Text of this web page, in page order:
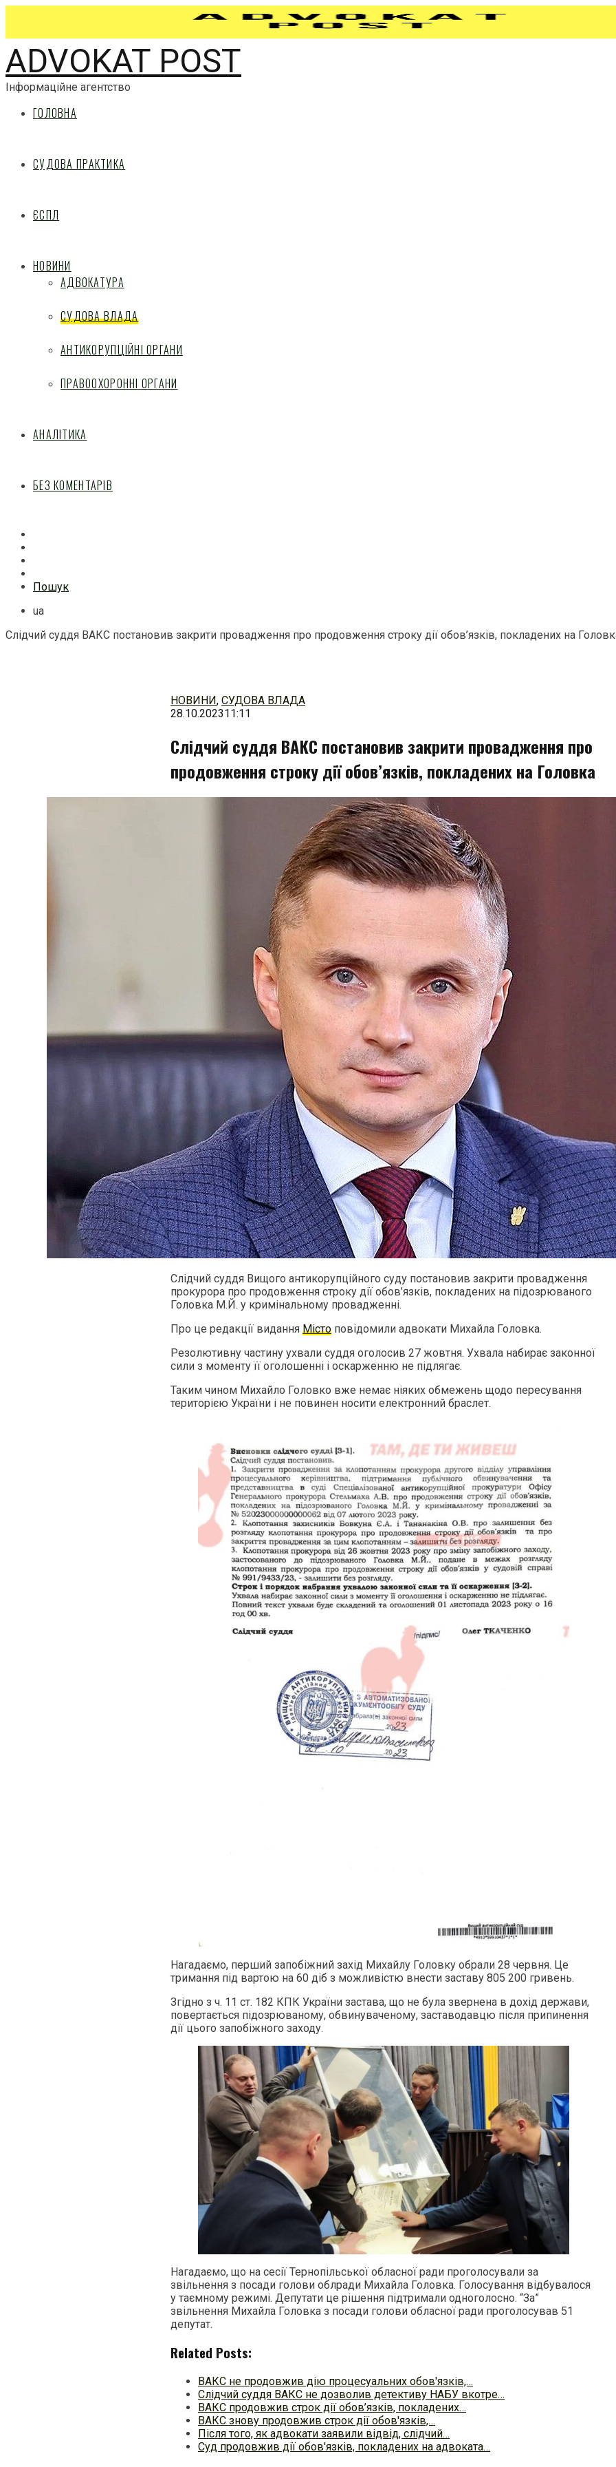
ADVOKAT POST
Інформаційне агентство
ГОЛОВНА
СУДОВА ПРАКТИКА
ЄСПЛ
НОВИНИ
АДВОКАТУРА
СУДОВА ВЛАДА
АНТИКОРУПЦІЙНІ ОРГАНИ
ПРАВООХОРОННІ ОРГАНИ
АНАЛІТИКА
БЕЗ КОМЕНТАРІВ
Пошук
ua
Слідчий суддя ВАКС постановив закрити провадження про продовження строку дії обов’язків, покладених на
НОВИНИ, СУДОВА ВЛАДА
28.10.202311:11
Слідчий суддя ВАКС постановив закрити провадження про
продовження строку дії обов’язків, покладених на Головка
Слідчий суддя Вищого антикорупційного суду постановив закрити провадження
прокурора про продовження строку дії обов’язків, покладених на підозрюваного
Головка М.Й. у кримінальному провадженні.
Про це редакції видання Місто повідомили адвокати Михайла Головка.
Резолютивну частину ухвали суддя оголосив 27 жовтня. Ухвала набирає законної
сили з моменту її оголошенні і оскарженню не підлягає.
Таким чином Михайло Головко вже немає ніяких обмежень щодо пересування
територією України і не повинен носити електронний браслет.
Нагадаємо, перший запобіжний захід Михайлу Головку обрали 28 червня. Це
тримання під вартою на 60 діб з можливістю внести заставу 805 200 гривень.
Згідно з ч. 11 ст. 182 КПК України застава, що не була звернена в дохід держави,
повертається підозрюваному, обвинуваченому, заставодавцю після припинення
дії цього запобіжного заходу.
Нагадаємо, що на сесії Тернопільської обласної ради проголосували за
звільнення з посади голови облради Михайла Головка. Голосування відбувалося
у таємному режимі. Депутати це рішення підтримали одноголосно. “За”
звільнення Михайла Головка з посади голови обласної ради проголосував 51
депутат.
Related Posts:
ВАКС не продовжив дію процесуальних обов'язків,…
Слідчий суддя ВАКС не дозволив детективу НАБУ вкотре…
ВАКС продовжив строк дії обов’язків, покладених…
ВАКС знову продовжив строк дії обов'язків,…
Після того, як адвокати заявили відвід, слідчий…
Суд продовжив дії обов'язків, покладених на адвоката…